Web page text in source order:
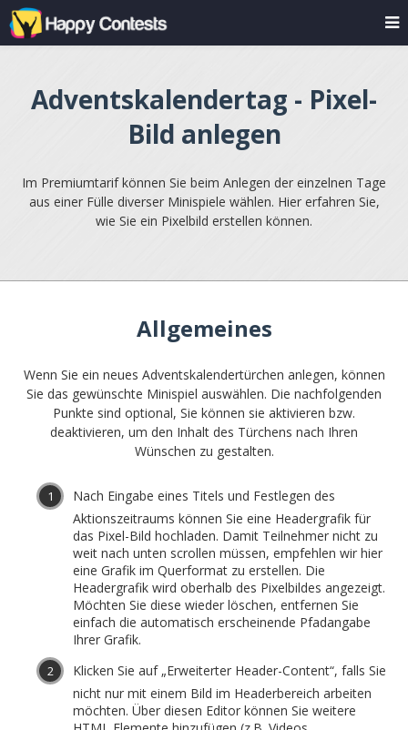
Adventskalendertag - Pixel-
Bild anlegen
Im Premiumtarif können Sie beim Anlegen der einzelnen Tage
aus einer Fülle diverser Minispiele wählen. Hier erfahren Sie,
wie Sie ein Pixelbild erstellen können.
Allgemeines
Wenn Sie ein neues Adventskalendertürchen anlegen, können
Sie das gewünschte Minispiel auswählen. Die nachfolgenden
Punkte sind optional, Sie können sie aktivieren bzw.
deaktivieren, um den Inhalt des Türchens nach Ihren
Wünschen zu gestalten.
Nach Eingabe eines Titels und Festlegen des
Aktionszeitraums können Sie eine Headergrafik für
das Pixel-Bild hochladen. Damit Teilnehmer nicht zu
weit nach unten scrollen müssen, empfehlen wir hier
eine Grafik im Querformat zu erstellen. Die
Headergrafik wird oberhalb des Pixelbildes angezeigt.
Möchten Sie diese wieder löschen, entfernen Sie
einfach die automatisch erscheinende Pfadangabe
Ihrer Grafik.
Klicken Sie auf „Erweiterter Header-Content“, falls Sie
nicht nur mit einem Bild im Headerbereich arbeiten
möchten. Über diesen Editor können Sie weitere